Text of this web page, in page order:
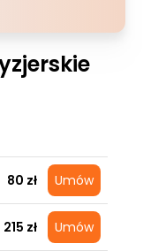
80 zł Umów
215 zł Umów